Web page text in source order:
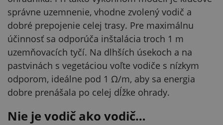
správne uzemnenie, vhodne zvolený vodič a
dobré prepojenie celej trasy. Pre maximálnu
účinnosť sa odporúča inštalácia troch 1 m
uzemňovacích tyčí. Na dlhších úsekoch a na
pastvinách s vegetáciou voľte vodiče s nízkym
odporom, ideálne pod 1 Ω/m, aby sa energia
dobre prenášala po celej dĺžke ohrady.
Nie je vodič ako vodič…